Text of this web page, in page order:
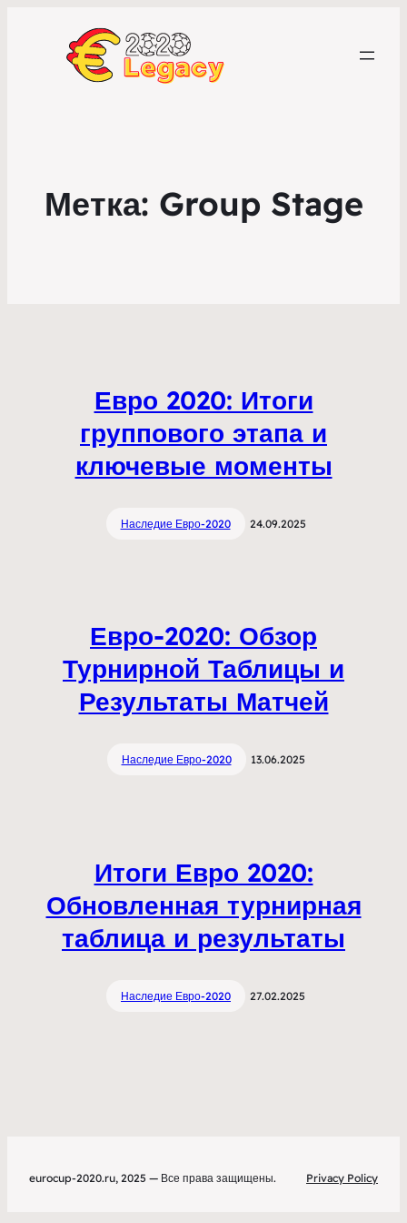
Метка: Group Stage
Евро 2020: Итоги
группового этапа и
ключевые моменты
Наследие Евро-2020 24.09.2025
Евро-2020: Обзор
Турнирной Таблицы и
Результаты Матчей
Наследие Евро-2020 13.06.2025
Итоги Евро 2020:
Обновленная турнирная
таблица и результаты
Наследие Евро-2020 27.02.2025
eurocup-2020.ru, 2025 — Все права защищены. Privacy Policy